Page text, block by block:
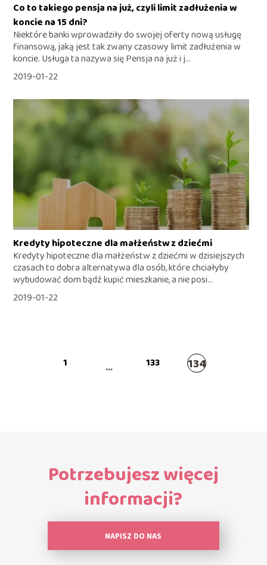
Co to takiego pensja na już, czyli limit zadłużenia w
koncie na 15 dni?
Niektóre banki wprowadziły do swojej oferty nową usługę
finansową, jaką jest tak zwany czasowy limit zadłużenia w
koncie. Usługa ta nazywa się Pensja na już i j...
2019-01-22
Kredyty hipoteczne dla małżeństw z dziećmi
Kredyty hipoteczne dla małżeństw z dziećmi w dzisiejszych
czasach to dobra alternatywa dla osób, które chciałyby
wybudować dom bądź kupić mieszkanie, a nie posi...
2019-01-22
1 ... 133 134
Potrzebujesz więcej
informacji?
NAPISZ DO NAS